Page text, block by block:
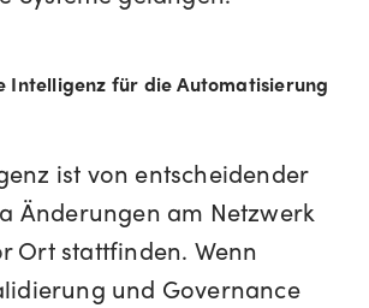
Intelligenz für die Automatisierung
ist von entscheidender
Änderungen am Netzwerk
Ort stattfinden. Wenn
und Governance